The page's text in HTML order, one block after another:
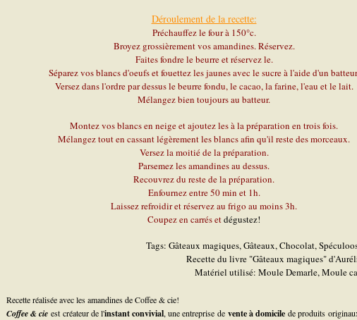
Déroulement de la recette:
Préchauffez le four à 150°c.
Broyez grossièrement vos amandines. Réservez.
Faites fondre le beurre et réservez le.
Séparez vos blancs d'oeufs et fouettez les jaunes avec le sucre à l'aide d'un
Versez dans l'ordre par dessus le beurre fondu, le cacao, la farine, l'eau et le lait.
Mélangez bien toujours au batteur.
Montez vos blancs en neige et ajoutez les à la préparation en trois fois.
Mélangez tout en cassant légèrement les blancs afin qu'il reste des morceaux.
Versez la moitié de la préparation.
Parsemez les amandines au dessus.
Recouvrez du reste de la préparation.
Enfournez entre 50 min et 1h.
Laissez refroidir et réservez au frigo au moins 3h.
Coupez en carrés etdégustez!
Tags: Gâteaux magiques, Gâteaux, Chocolat,
Recette du livre "Gâteaux magiques"
Matériel utilisé: Moule Demarle, Moule
Recette réalisée avec les amandines de Coffee & cie!
Coffee & cie est créateur de l'instant convivial, une entreprise de vente à domicile de produits